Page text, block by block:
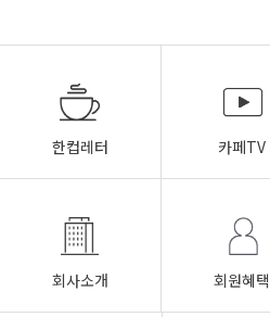
한컵레터 카페TV
회사소개 회원혜택